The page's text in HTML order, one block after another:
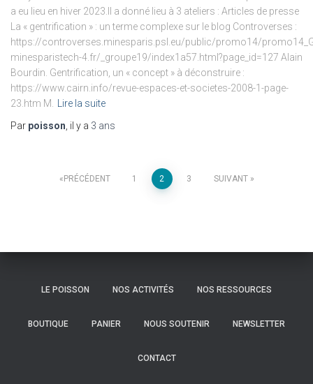
a eu lieu en hiver 2023.Il a donné lieu à 3 ateliers : Articles de presse
La « gentrification » : un terme complexe sur le blog Controverses :
https://controverses.minesparis.psl.eu/public/promo14/
minesparistech-4.fr/_groupe19/index1a57.html?page_id=127 Alain
Bourdin. Gentrification, un « concept » à déconstruire :
https://www.cairn.info/revue-espaces-et-societes-2008-1-page-
23.htm M.
Lire la suite
Par poisson , il y a 3 ans
Navigation
articles
PRÉCÉDENT 1 2 3 SUIVANT
LE POISSON NOS ACTIVITÉS NOS RESSOURCES
BOUTIQUE PANIER NOUS SOUTENIR NEWSLETTER
CONTACT